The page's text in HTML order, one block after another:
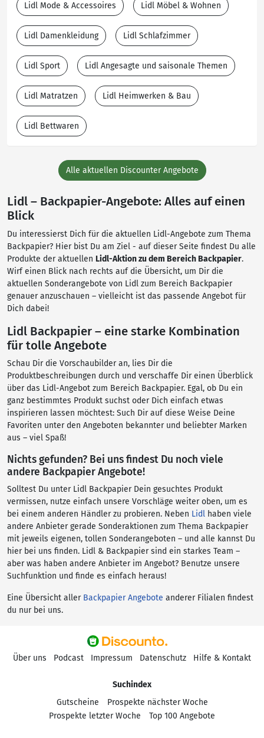
Lidl Mode & Accessoires Lidl Möbel & Wohnen
Lidl Damenkleidung Lidl Schlafzimmer
Lidl Sport Lidl Angesagte und saisonale Themen
Lidl Matratzen Lidl Heimwerken & Bau
Lidl Bettwaren
Alle aktuellen Discounter Angebote
Lidl – Backpapier-Angebote: Alles auf einen
Blick
Du interessierst Dich für die aktuellen Lidl-Angebote zum Thema
Backpapier? Hier bist Du am Ziel - auf dieser Seite findest Du alle
Produkte der aktuellen Lidl-Aktion zu dem Bereich Backpapier.
Wirf einen Blick nach rechts auf die Übersicht, um Dir die
aktuellen Sonderangebote von Lidl zum Bereich Backpapier
genauer anzuschauen – vielleicht ist das passende Angebot für
Dich dabei!
Lidl Backpapier – eine starke Kombination
für tolle Angebote
Schau Dir die Vorschaubilder an, lies Dir die
Produktbeschreibungen durch und verschaffe Dir einen Überblick
über das Lidl-Angebot zum Bereich Backpapier. Egal, ob Du ein
ganz bestimmtes Produkt suchst oder Dich einfach etwas
inspirieren lassen möchtest: Such Dir auf diese Weise Deine
Favoriten unter den Angeboten bekannter und beliebter Marken
aus – viel Spaß!
Nichts gefunden? Bei uns findest Du noch viele
andere Backpapier Angebote!
Solltest Du unter Lidl Backpapier Dein gesuchtes Produkt
vermissen, nutze einfach unsere Vorschläge weiter oben, um es
bei einem anderen Händler zu probieren. Neben Lidl haben viele
andere Anbieter gerade Sonderaktionen zum Thema Backpapier
mit jeweils eigenen, tollen Sonderangeboten – und alle kannst Du
hier bei uns finden. Lidl & Backpapier sind ein starkes Team –
aber was haben andere Anbieter im Angebot? Benutze unsere
Suchfunktion und finde es einfach heraus!
Eine Übersicht aller Backpapier Angebote anderer Filialen findest
du nur bei uns.
Über uns Podcast Impressum Datenschutz Hilfe & Kontakt
Suchindex
Gutscheine
Prospekte nächster Woche
Prospekte letzter Woche
Top 100 Angebote